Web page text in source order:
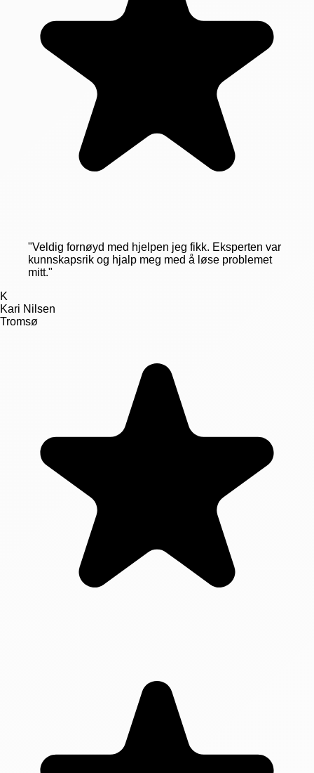
"Veldig fornøyd med hjelpen jeg fikk. Eksperten var
kunnskapsrik og hjalp meg med å løse problemet
mitt."
K
Kari Nilsen
Tromsø